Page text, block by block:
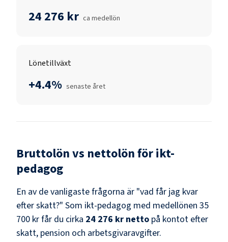
24 276 kr ca medellön
Lönetillväxt
+4.4% senaste året
Bruttolön vs nettolön förikt-
pedagog
En av de vanligaste frågorna är "vad får jag kvar
efter skatt?" Som ikt-pedagog med medellönen 35
700 krfår du cirka 24 276 kr netto på kontot efter
skatt, pension och arbetsgivaravgifter.